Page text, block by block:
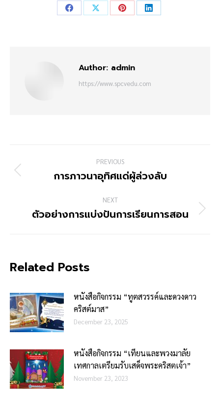
Author: admin
https://www.spcvedu.com
PREVIOUS
การภาวนาอุทิศแด่ผู้ล่วงลับ
NEXT
ตัวอย่างการแบ่งปันการเรียนการสอน
Related Posts
หนังสือกิจกรรม “ทูตสวรรค์และดวงดาว
คริสต์มาส”
December 23, 2025
หนังสือกิจกรรม “เทียนและพวงมาลัย
เทศกาลเตรียมรับเสด็จพระคริสตเจ้า”
November 23, 2023